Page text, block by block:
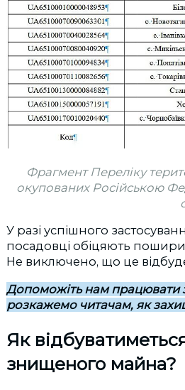
Фрагмент Переліку
окупованих Російською
У разі успішного
посадовці обіцяють
Не виключено, що це
Допоможіть нам працювати
розкажемо читачам, як
Як
знищеного майна?